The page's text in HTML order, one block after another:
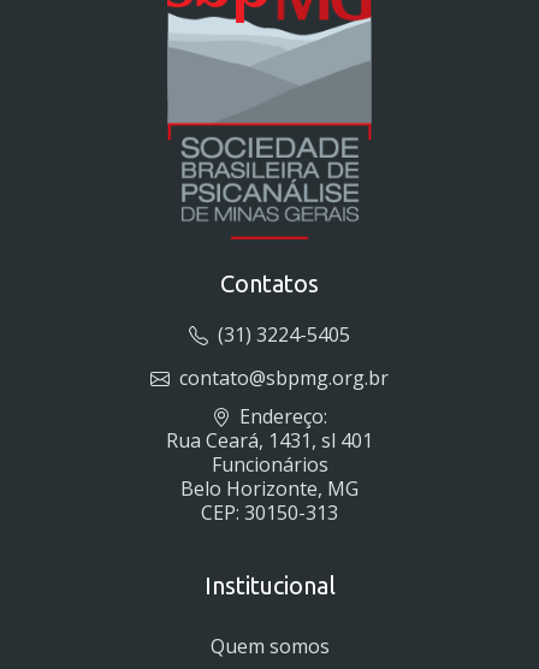
Contatos
(31) 3224-5405
contato@sbpmg.org.br
Endereço:
Rua Ceará, 1431, sl 401
Funcionários
Belo Horizonte, MG
CEP: 30150-313
Institucional
Quem somos